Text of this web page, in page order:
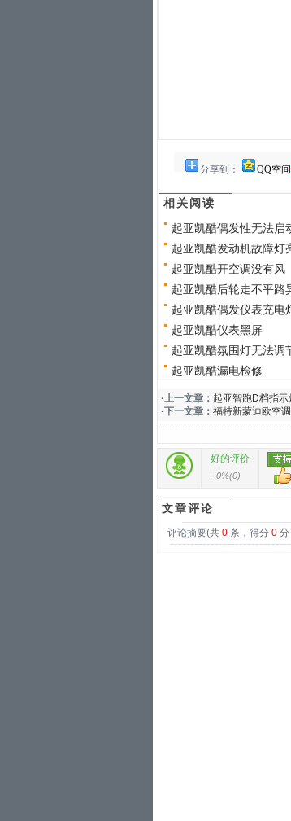
分享到： QQ空间
相关阅读
起亚凯酷偶发性无法启
起亚凯酷发动机故障灯
起亚凯酷开空调没有风
起亚凯酷后轮走不平路
起亚凯酷偶发仪表充电
起亚凯酷仪表黑屏
起亚凯酷氛围灯无法调
起亚凯酷漏电检修
·上一文章： 起亚智跑D档指示
·下一文章： 福特新蒙迪欧空
好的评价
0%(0)
文章评论
评论摘要(共 0 条，得分 0 分